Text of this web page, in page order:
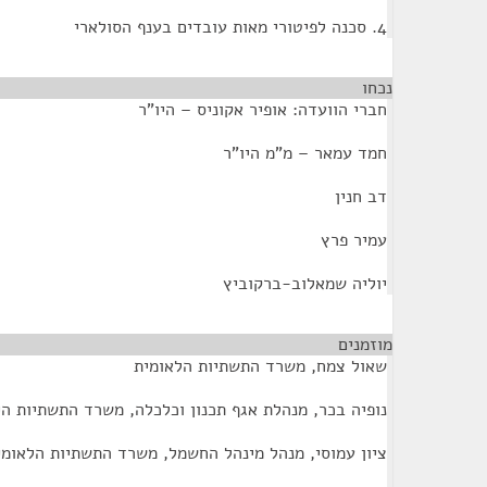
4. סכנה לפיטורי מאות עובדים בענף הסולארי
נכחו
חברי הוועדה: אופיר אקוניס – היו"ר
חמד עמאר – מ"מ היו"ר
דב חנין
עמיר פרץ
יוליה שמאלוב-ברקוביץ
מוזמנים
שאול צמח, משרד התשתיות הלאומית
נופיה בכר, מנהלת אגף תכנון וכלכלה, משרד התשתיות
ציון עמוסי, מנהל מינהל החשמל, משרד התשתיות